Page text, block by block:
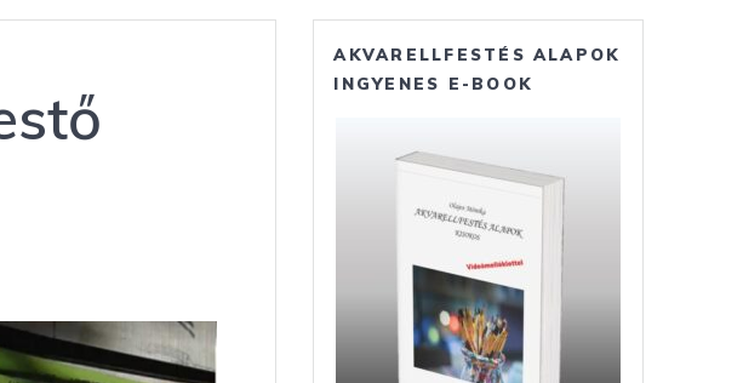
AKVARELLFESTÉS ALAPOK
INGYENES E-BOOK